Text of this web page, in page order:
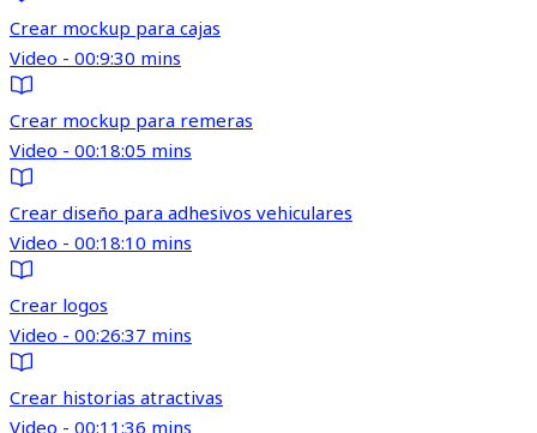
Crear mockup para cajas
Video - 00:9:30 mins
Crear mockup para remeras
Video - 00:18:05 mins
Crear diseño para adhesivos vehiculares
Video - 00:18:10 mins
Crear logos
Video - 00:26:37 mins
Crear historias atractivas
Video - 00:11:36 mins